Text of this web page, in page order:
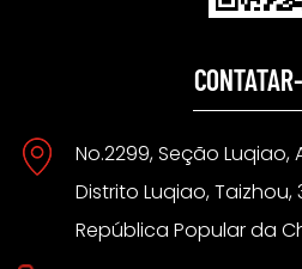
No.2299, Seção
Distrito Luqiao, Taizhou,
República Popular da